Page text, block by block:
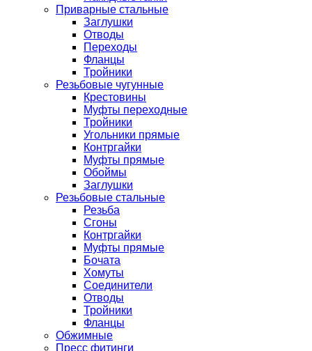
Приварные стальные
Заглушки
Отводы
Переходы
Фланцы
Тройники
Резьбовые чугунные
Крестовины
Муфты переходные
Тройники
Угольники прямые
Контргайки
Муфты прямые
Обоймы
Заглушки
Резьбовые стальные
Резьба
Сгоны
Контргайки
Муфты прямые
Бочата
Хомуты
Соединители
Отводы
Тройники
Фланцы
Обжимные
Пресс фитинги